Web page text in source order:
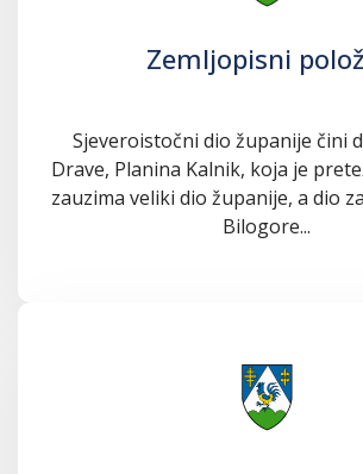
Zemljopisni
Sjeveroistočni dio županije čini
Drave, Planina Kalnik, koja je
zauzima veliki dio županije, a dio
Bilogore...